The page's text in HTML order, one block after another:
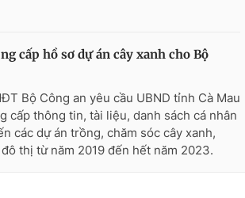
cấp hồ sơ dự án cây xanh cho Bộ
Bộ Công an yêu cầu UBND tỉnh Cà Mau
cấp thông tin, tài liệu, danh sách cá nhân
các dự án trồng, chăm sóc cây xanh,
thị từ năm 2019 đến hết năm 2023.